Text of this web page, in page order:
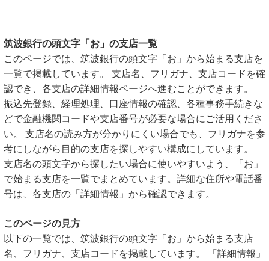
筑波銀行の頭文字「お」の支店一覧
このページでは、筑波銀行の頭文字「お」から始まる支店を
一覧で掲載しています。 支店名、フリガナ、支店コードを確
認でき、各支店の詳細情報ページへ進むことができます。
振込先登録、経理処理、口座情報の確認、各種事務手続きな
どで金融機関コードや支店番号が必要な場合にご活用くださ
い。 支店名の読み方が分かりにくい場合でも、フリガナを参
考にしながら目的の支店を探しやすい構成にしています。
支店名の頭文字から探したい場合に使いやすいよう、「お」
で始まる支店を一覧でまとめています。詳細な住所や電話番
号は、各支店の「詳細情報」から確認できます。
このページの見方
以下の一覧では、筑波銀行の頭文字「お」から始まる支店
名、フリガナ、支店コードを掲載しています。 「詳細情報」